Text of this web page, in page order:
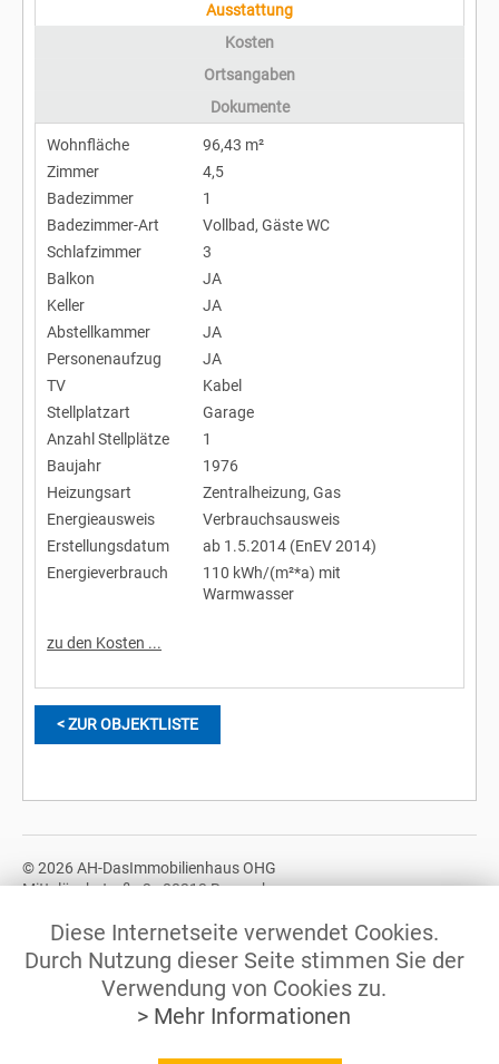
Ausstattung
Kosten
Ortsangaben
Dokumente
Wohnfläche
96,43 m²
Zimmer
4,5
Badezimmer
1
Badezimmer-Art
Vollbad, Gäste WC
Schlafzimmer
3
Balkon
JA
Keller
JA
Abstellkammer
JA
Personenaufzug
JA
TV
Kabel
Stellplatzart
Garage
Anzahl Stellplätze
1
Baujahr
1976
Heizungsart
Zentralheizung, Gas
Energieausweis
Verbrauchsausweis
Erstellungsdatum
ab 1.5.2014 (EnEV 2014)
Energieverbrauch
110 kWh/(m²*a) mit
Warmwasser
zu den Kosten ...
< ZUR OBJEKTLISTE
© 2026 AH-DasImmobilienhaus OHG
Mittelöschstraße 3 - 88213 Ravensburg
© 2026 AH-DasImmobilienhaus GbR
Mittelöschstraße 3 - 88213 Ravensburg
Tel.: +49 (0)751 / 370 678 12
Diese Internetseite verwendet Cookies.
Durch Nutzung dieser Seite stimmen Sie der
Verwendung von Cookies zu.
> Mehr Informationen